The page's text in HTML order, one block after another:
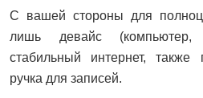
С вашей стороны для
лишь девайс (компьютер,
стабильный интернет, также
ручка для записей.